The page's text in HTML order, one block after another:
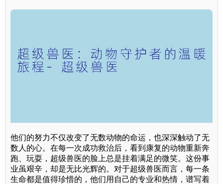
他们的努力不仅改变了无数动物的命运，也深深触动了无
数人的心。在每一次成功救治后，看到康复的动物重新奔
跑、玩耍，超级兽医的脸上总是挂着满足的微笑。这份事
业虽艰辛，却是无比光辉的。对于超级兽医而言，每一条
生命都是值得珍惜的，他们用自己的专业和热情，谱写着